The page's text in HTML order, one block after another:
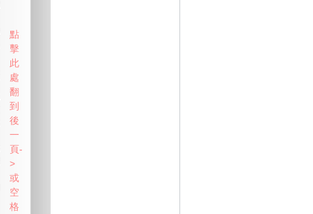
點
擊
此
處
翻
到
後
一
頁-
>
或
空
格